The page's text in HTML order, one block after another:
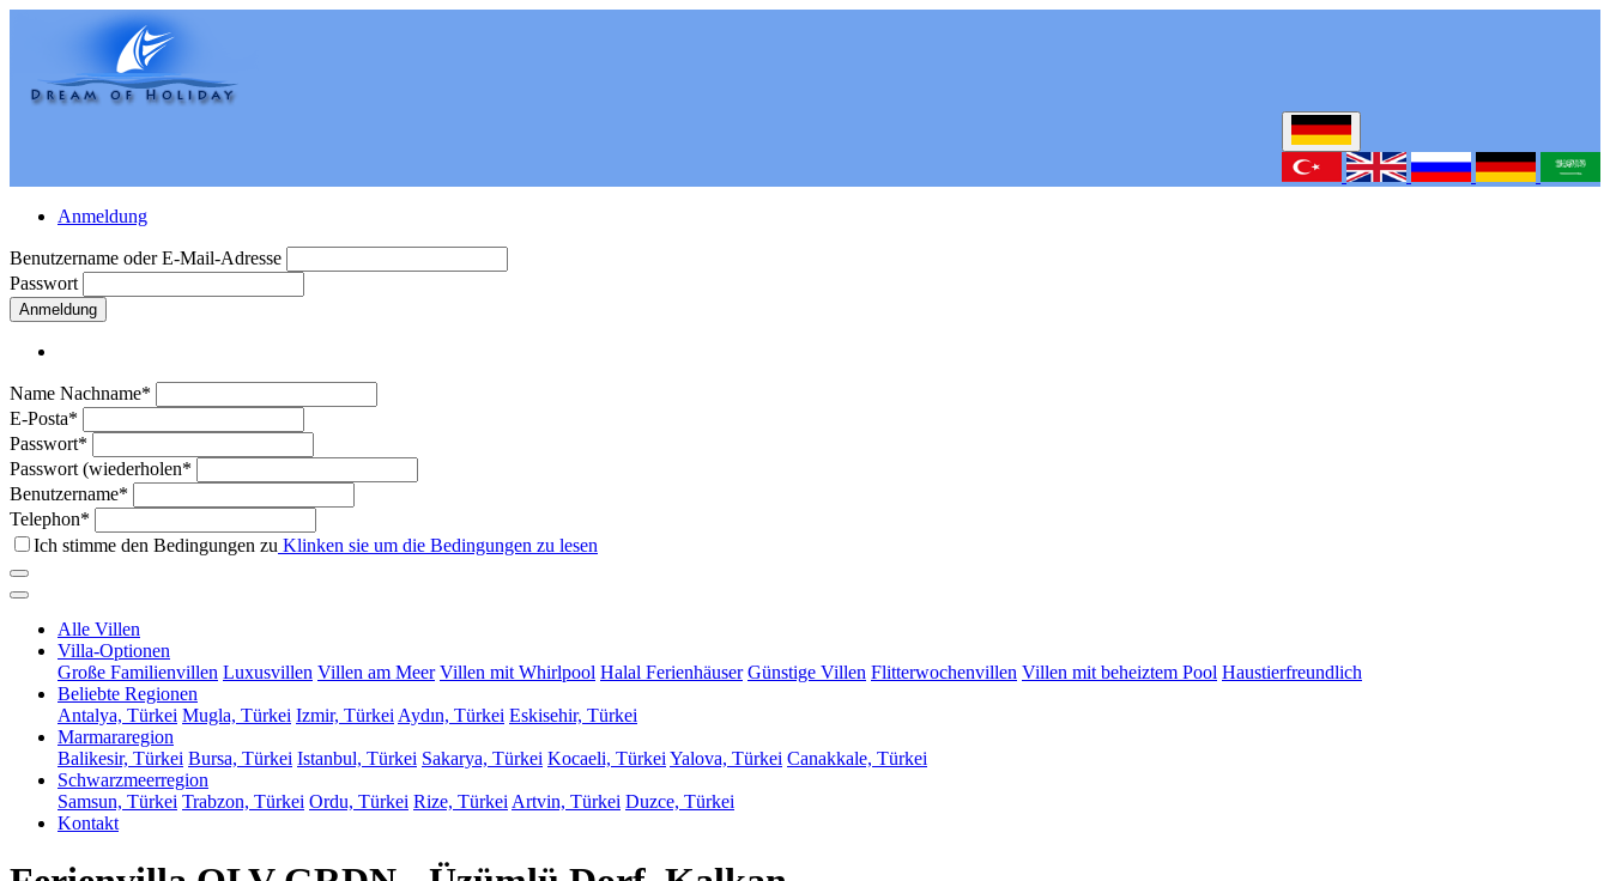
Anmeldung
Benutzername oder E-Mail-Adresse
Passwort
Anmeldung
Name Nachname*
E-Posta*
Passwort*
Passwort (wiederholen*
Benutzername*
Telephon*
Ich stimme den Bedingungen zu Klinken sie um die Bedingungen zu lesen
Alle Villen
Villa-Optionen
Große Familienvillen Luxusvillen Villen am Meer Villen mit Whirlpool Halal Ferienhäuser Günstige Villen Flitterwochenvillen Villen mit beheiztem Pool Haustierfreundlich
Beliebte Regionen
Antalya, Türkei Mugla, Türkei Izmir, Türkei Aydın, Türkei Eskisehir, Türkei
Marmararegion
Balikesir, Türkei Bursa, Türkei Istanbul, Türkei Sakarya, Türkei Kocaeli, Türkei Yalova, Türkei Canakkale, Türkei
Schwarzmeerregion
Samsun, Türkei Trabzon, Türkei Ordu, Türkei Rize, Türkei Artvin, Türkei Duzce, Türkei
Kontakt